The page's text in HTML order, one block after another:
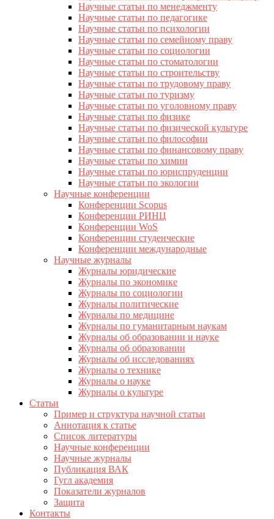
Научные статьи по менеджменту
Научные статьи по педагогике
Научные статьи по психологии
Научные статьи по семейному праву
Научные статьи по социологии
Научные статьи по стоматологии
Научные статьи по строительству
Научные статьи по трудовому праву
Научные статьи по туризму
Научные статьи по уголовному праву
Научные статьи по физике
Научные статьи по физической культуре
Научные статьи по философии
Научные статьи по финансовому праву
Научные статьи по химии
Научные статьи по юриспруденции
Научные статьи по экологии
Научные конференции
Конференции Scopus
Конференции РИНЦ
Конференции WoS
Конференции студенческие
Конференции международные
Научные журналы
Журналы юридические
Журналы по экономике
Журналы по социологии
Журналы политические
Журналы по медицине
Журналы по гуманитарным наукам
Журналы об образовании и науке
Журналы об образовании
Журналы об исследованиях
Журналы о технике
Журналы о науке
Журналы о культуре
Статьи
Пример и структура научной статьи
Аннотация к статье
Список литературы
Научные конференции
Научные журналы
Публикация ВАК
Гугл академия
Показатели журналов
Защита
Контакты